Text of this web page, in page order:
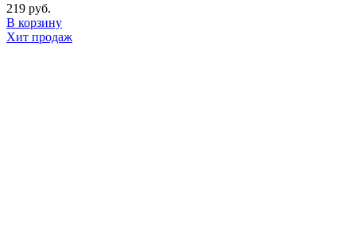
219 руб.
В корзину
Хит продаж